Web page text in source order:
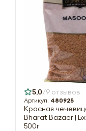
5,0 9 отзывов
Артикул: 480925
Красная
Bharat Bazaar |
500г